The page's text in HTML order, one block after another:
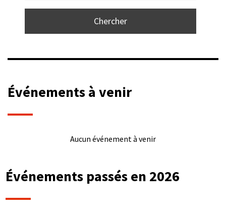
Événements à venir
Aucun événement à venir
Événements passés en 2026